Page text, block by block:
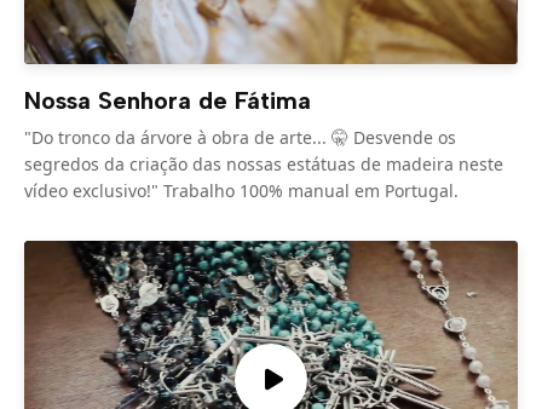
Nossa Senhora de Fátima
"Do tronco da árvore à obra de arte... 🤫 Desvende os
segredos da criação das nossas estátuas de madeira neste
vídeo exclusivo!" Trabalho 100% manual em Portugal.